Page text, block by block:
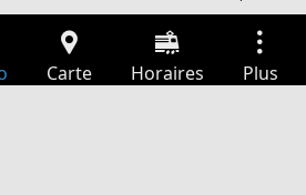
Carte Horaires Plus